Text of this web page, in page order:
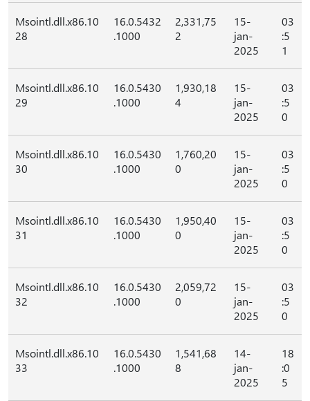
Msointl.dll.x86.10
28
16.0.5432
.1000
2,331,75
2
15-
jan-
2025
03
:5
1
Msointl.dll.x86.10
29
16.0.5430
.1000
1,930,18
4
15-
jan-
2025
03
:5
0
Msointl.dll.x86.10
30
16.0.5430
.1000
1,760,20
0
15-
jan-
2025
03
:5
0
Msointl.dll.x86.10
31
16.0.5430
.1000
1,950,40
0
15-
jan-
2025
03
:5
0
Msointl.dll.x86.10
32
16.0.5430
.1000
2,059,72
0
15-
jan-
2025
03
:5
0
Msointl.dll.x86.10
33
16.0.5430
.1000
1,541,68
8
14-
jan-
2025
18
:0
5